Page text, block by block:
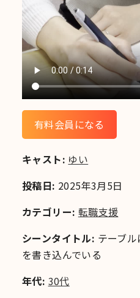
有料会員になる
キャスト: ゆい
投稿日: 2025年3月5日
カテゴリー: 転職支援
シーンタイトル: テーブ
を書き込んでいる
年代: 30代